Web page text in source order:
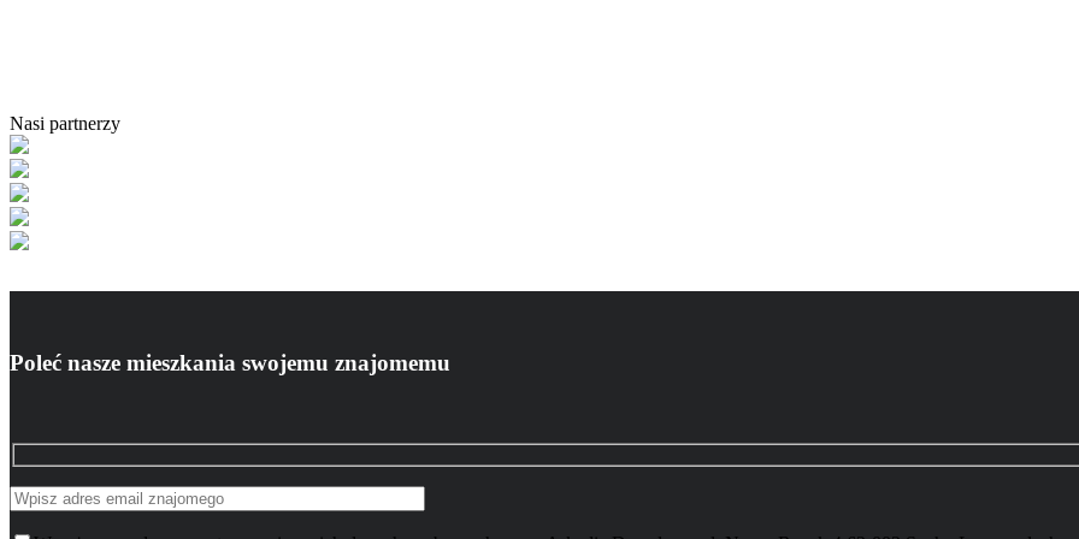
Nasi partnerzy
Poleć nasze mieszkania swojemu znajomemu